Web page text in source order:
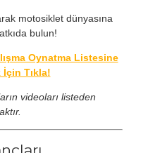
motosiklet dünyasına
bulun!
Oynatma Listesine
Tıkla!
videoları listeden